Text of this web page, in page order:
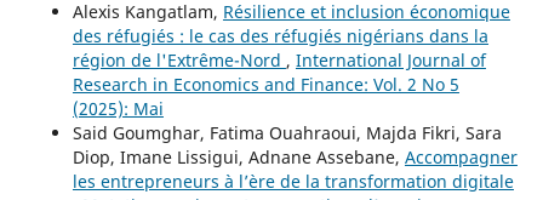
Alexis Kangatlam, Résilience et inclusion économique
des réfugiés : le cas des réfugiés nigérians dans la
région de l'Extrême-Nord , International Journal of
Research in Economics and Finance: Vol. 2 No 5
(2025): Mai
Said Goumghar, Fatima Ouahraoui, Majda Fikri, Sara
Diop, Imane Lissigui, Adnane Assebane, Accompagner
les entrepreneurs à l’ère de la transformation digitale